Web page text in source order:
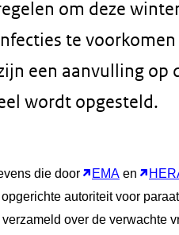
om deze
te voorkomen
een aanvulling op
wordt opgesteld.
die door
EMA en
autoriteit voor
over de verwachte